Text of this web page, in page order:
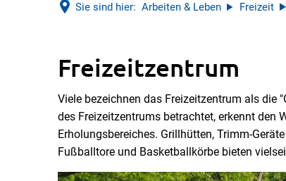
Sie sind hier: Arbeiten & Leben Freizeit
Freizeitzentrum
Freizeitzentrum
Viele bezeichnen das Freizeitzentrum als die
des Freizeitzentrums betrachtet, erkennt den
Erholungsbereiches. Grillhütten, Trimm-
Fußballtore und Basketballkörbe bieten